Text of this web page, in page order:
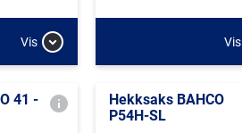
Vis Vis
41 -
Hekksaks BAHCO
P54H-SL